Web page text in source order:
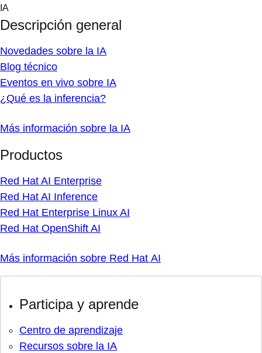
Skip
content
IA
Descripción general
Novedades sobre la IA
Blog técnico
Eventos en vivo sobre IA
¿Qué es la inferencia?
Más información sobre la IA
Productos
Red Hat AI Enterprise
Red Hat AI Inference
Red Hat Enterprise Linux AI
Red Hat OpenShift AI
Más información sobre Red Hat AI
Participa y aprende
Centro de aprendizaje
Recursos sobre la IA